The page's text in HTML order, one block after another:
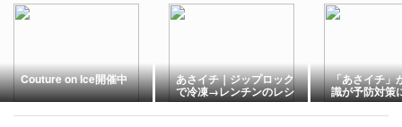
Couture on Ice開催中 あさイチ｜ジップロック
で冷凍→レンチンのレシ
ピ
「あさイチ」
識が予防対策
ないほど必見